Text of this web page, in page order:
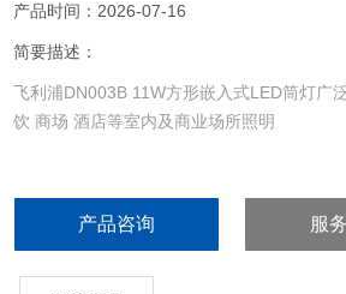
产品时间：2026-07-16
简要描述：
飞利浦DN003B 11W方形嵌入式LED筒灯广
饮 商场 酒店等室内及商业场所照明
产品咨询 服